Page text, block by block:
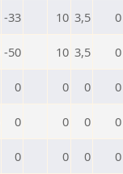
-33 10 3,5 0
-50 10 3,5 0
0 0 0 0
0 0 0 0
0 0 0 0